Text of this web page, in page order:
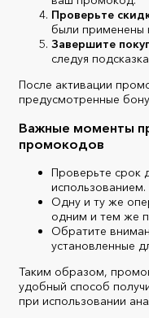
Проверьте
были применены
Завершите
следуя
После активации
предусмотренные
Важные моменты
промокодов
Проверьте срок
использованием.
Одну и ту же
одним и тем же
Обратите
установленные
Таким образом,
удобный способ
при использовании